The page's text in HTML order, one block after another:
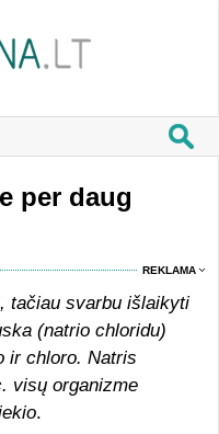
per daug
REKLAMA
tačiau svarbu išlaikyti
(natrio chloridu)
ir chloro. Natris
visų organizme
.